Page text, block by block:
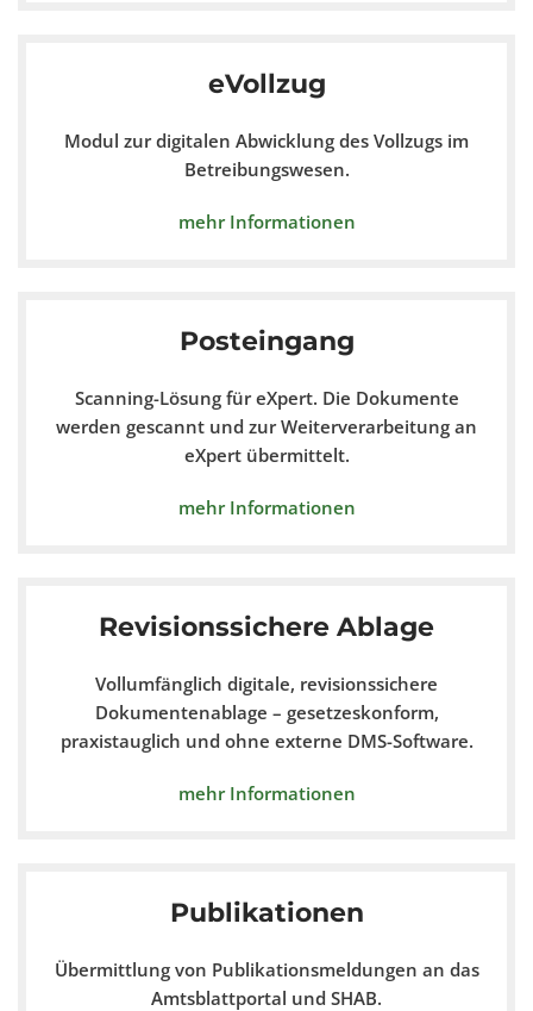
eVollzug
Modul zur digitalen Abwicklung des Vollzugs im
Betreibungswesen.
mehr Informationen
Posteingang
Scanning-Lösung für eXpert. Die Dokumente
werden gescannt und zur Weiterverarbeitung an
eXpert übermittelt.
mehr Informationen
Revisionssichere Ablage
Vollumfänglich digitale, revisionssichere
Dokumentenablage – gesetzeskonform,
praxistauglich und ohne externe DMS-Software.
mehr Informationen
Publikationen
Übermittlung von Publikationsmeldungen an das
Amtsblattportal und SHAB.